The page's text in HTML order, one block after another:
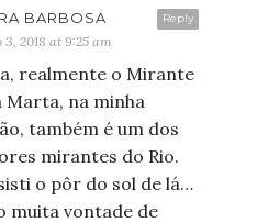
Reply
BARBOSA
3, 2018 at 9:25 am
realmente o Mirante
Marta, na minha
também é um dos
mirantes do Rio.
o pôr do sol de lá…
muita vontade de